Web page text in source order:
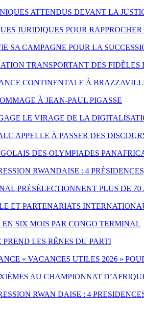
ATTENDUS DEVANT LA
JURIDIQUES POUR
SA CAMPAGNE POUR LA
TRANSPORTANT DES
CONTINENTALE À
À JEAN-PAUL PIGASSE
LE VIRAGE DE LA
APPELLE À PASSER DES
DES OLYMPIADES
RWANDAISE : 4
PRÉSÉLECTIONNENT PLUS DE 70
ET PARTENARIATS
SIX MOIS PAR CONGO TERMINAL
LES RÊNES DU PARTI
« VACANCES UTILES 2026 »
AU CHAMPIONNAT
RWAN DAISE : 4